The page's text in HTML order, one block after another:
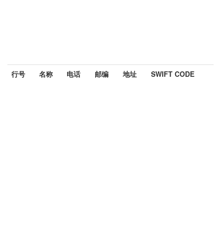
行号 名称 电话 邮编 地址 SWIFT CODE